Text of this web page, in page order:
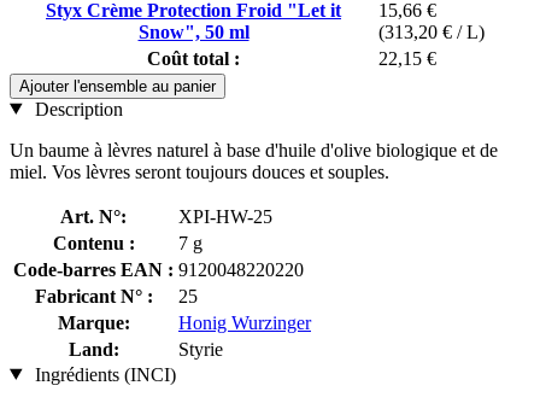
Styx Crème Protection Froid "Let it
Snow", 50 ml
15,66 €
(313,20 € / L)
Coût total :
22,15 €
Ajouter l'ensemble au panier
Description
Un baume à lèvres naturel à base d'huile d'olive biologique et de
miel. Vos lèvres seront toujours douces et souples.
Art. N°:
XPI-HW-25
Contenu :
7 g
Code-barres EAN : 9120048220220
Fabricant N° :
25
Marque:
Honig Wurzinger
Land:
Styrie
Ingrédients (INCI)